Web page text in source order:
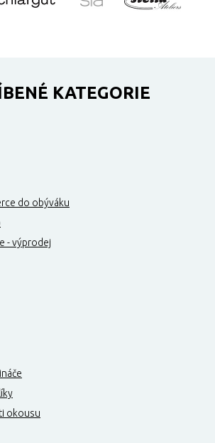
KATEGORIE
do obýváku
- výprodej
okousu